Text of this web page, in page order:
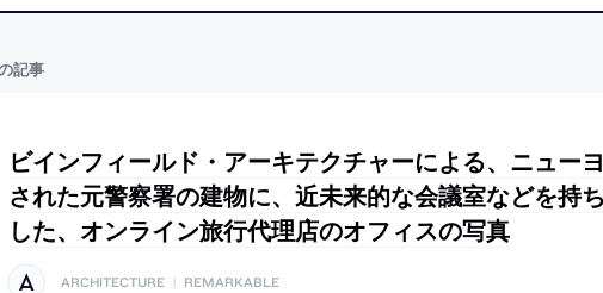
記事
ビインフィールド・アーキテクチャーによる、ニュー
された元警察署の建物に、近未来的な会議室などを持
した、オンライン旅行代理店のオフィスの写真
ARCHITECTURE REMARKABLE